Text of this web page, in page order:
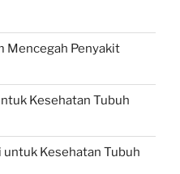
Mencegah Penyakit
Kesehatan Tubuh
Kesehatan Tubuh